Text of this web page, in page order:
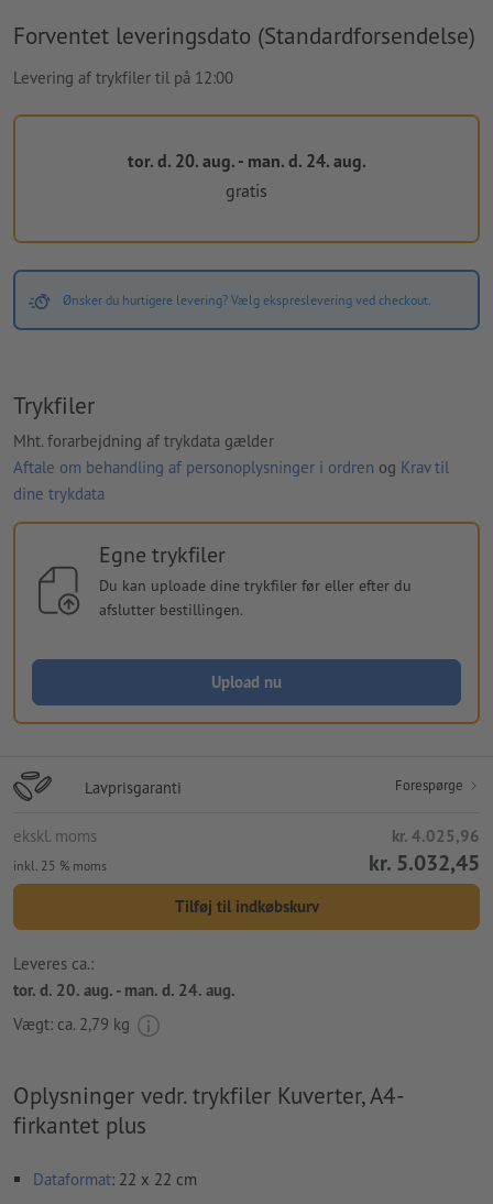
Forventet leveringsdato (Standardforsendelse)
Levering af trykfiler til på 12:00
tor. d. 20. aug. - man. d. 24. aug.
gratis
Ønsker du hurtigere levering? Vælg ekspreslevering ved checkout.
Trykfiler
Mht. forarbejdning af trykdata gælder
Aftale om behandling af personoplysninger i ordren og Krav til
dine trykdata
Egne trykfiler
Du kan uploade dine trykfiler før eller efter du
afslutter bestillingen.
Upload nu
Lavprisgaranti Forespørge
ekskl. moms kr. 4.025,96
inkl. 25 % moms kr. 5.032,45
Tilføj til indkøbskurv
Leveres ca.:
tor. d. 20. aug. - man. d. 24. aug.
Vægt: ca. 2,79 kg
Oplysninger vedr. trykfiler Kuverter, A4-
firkantet plus
Dataformat: 22 x 22 cm